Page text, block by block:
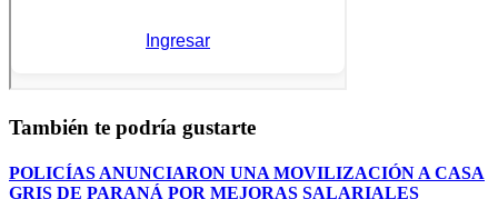
También te podría gustarte
POLICÍAS ANUNCIARON UNA MOVILIZACIÓN A CASA
GRIS DE PARANÁ POR MEJORAS SALARIALES